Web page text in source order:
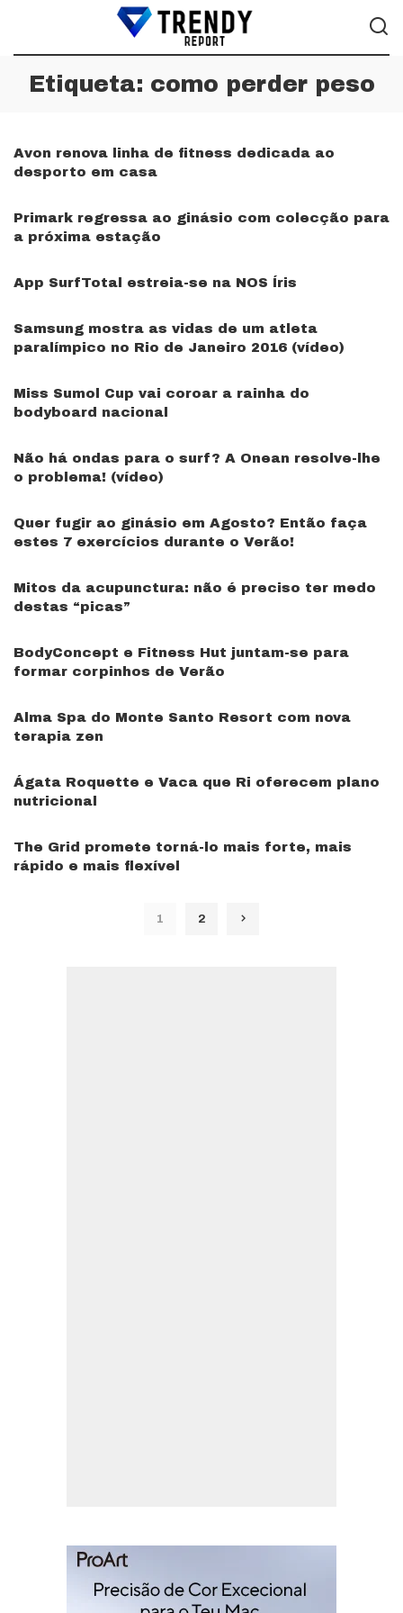
Etiqueta: como perder peso
Avon renova linha de fitness dedicada ao
desporto em casa
Primark regressa ao ginásio com colecção para
a próxima estação
App SurfTotal estreia-se na NOS Íris
Samsung mostra as vidas de um atleta
paralímpico no Rio de Janeiro 2016 (vídeo)
Miss Sumol Cup vai coroar a rainha do
bodyboard nacional
Não há ondas para o surf? A Onean resolve-lhe
o problema! (vídeo)
Quer fugir ao ginásio em Agosto? Então faça
estes 7 exercícios durante o Verão!
Mitos da acupunctura: não é preciso ter medo
destas “picas”
BodyConcept e Fitness Hut juntam-se para
formar corpinhos de Verão
Alma Spa do Monte Santo Resort com nova
terapia zen
Ágata Roquette e Vaca que Ri oferecem plano
nutricional
The Grid promete torná-lo mais forte, mais
rápido e mais flexível
1 2